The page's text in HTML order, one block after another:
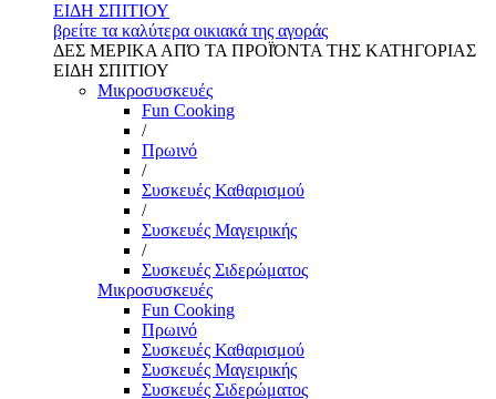
ΕΙΔΗ ΣΠΙΤΙΟΥ
βρείτε τα καλύτερα οικιακά της αγοράς
ΔΕΣ ΜΕΡΙΚΑ ΑΠΌ ΤΑ ΠΡΟΪΌΝΤΑ ΤΗΣ ΚΑΤΗΓΟΡΙΑΣ
ΕΙΔΗ ΣΠΙΤΙΟΥ
Μικροσυσκευές
Fun Cooking
/
Πρωινό
/
Συσκευές Καθαρισμού
/
Συσκευές Μαγειρικής
/
Συσκευές Σιδερώματος
Μικροσυσκευές
Fun Cooking
Πρωινό
Συσκευές Καθαρισμού
Συσκευές Μαγειρικής
Συσκευές Σιδερώματος